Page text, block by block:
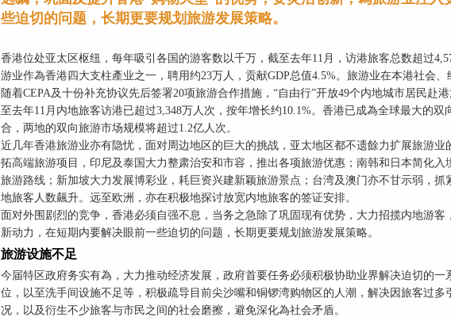
些迫切的问题，长期更要规划旅游发展策略。
香港位处亚太区枢纽，每年吸引各国的游客数以千万，截至去年11月，访港旅客总数超过
游业作為香港四大支柱產业之一，聘用约23万人，贡献GDP总值4.5%。旅游业在本港社会、
随着CEPA及十份补充协议先后签署20项旅游合作措施，“自由行”开放49个内地城市居民赴
至去年11月内地旅客访港已超过3,348万人次，按年增长约10.1%。香港已成為全球最大的
合，两地的双向旅游市场规模将超过1.2亿人次。
近几年香港旅游业亦有隐忧，面对周边地区的巨大的挑战，亚太地区都不遗餘力扩展旅游
拓高端旅游项目，印尼及泰国大力整肃治安和市容，推出各项旅游优惠；南韩和日本简化
旅游路线；新加坡大力发展博彩业，耗巨资兴建新颖旅游景点；台湾及澳门亦不甘示弱，抓
地旅客人数飆升。远至欧洲，亦在积极地探讨放宽内地旅客的签证安排。
面对外围剧烈的竞争，香港必须自强不息，当务之急除了巩固现有优势，大力招揽内地游
新动力，在短期内要解决眼前一些迫切的问题，长期更要规划旅游发展策略。
旅游设施不足
今届特区政府务实有為，大力推动经济发展，政府首要任务必须积极协助业界解决迫切的一
位，以至洗手间设施不足等，积极疏导目前尖沙嘴和铜锣湾购物区的人潮，解决因旅客过多
况，以及衍生不少旅客与市民之间的社会磨擦，避免深化為社会矛盾。